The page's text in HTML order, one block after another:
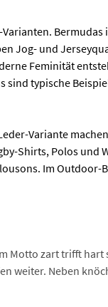
Bermudas
Jog- und
Feminität
sind typische
Variante
Shirts, Polos und
Im Outdoor-
Motto zart trifft hart
weiter. Neben